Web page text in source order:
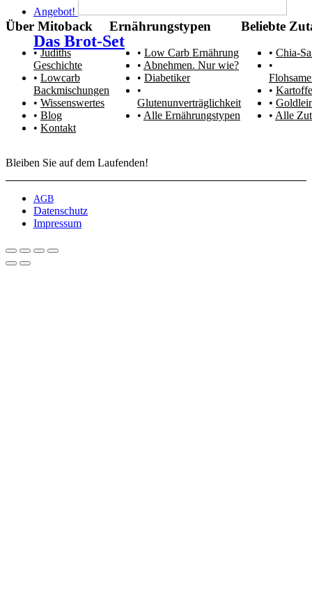
Angebot!
Das Brot-Set
Über Mitoback
Judiths
Geschichte
Lowcarb
Backmischungen
Wissenswertes
Blog
Kontakt
Ernährungstypen
Low Carb Ernährung
Abnehmen. Nur wie?
Diabetiker
Glutenunverträglichkeit
Alle Ernährungstypen
Beliebte
Chia-
Alle
Bleiben Sie auf dem Laufenden!
AGB
Datenschutz
Impressum